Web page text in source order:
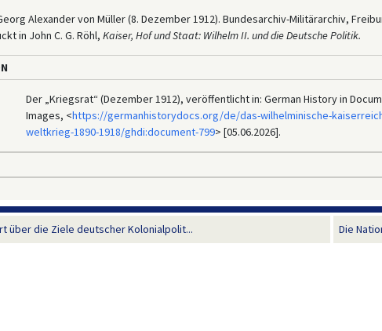
Alexander von Müller (8. Dezember 1912). Bundesarchiv-Militärarchiv,
in John C. G. Röhl, Kaiser, Hof und Staat: Wilhelm II. und die Deutsche Politik.
Der „Kriegsrat“ (Dezember 1912), veröffentlicht in: German History in
Images, <https://germanhistorydocs.org/de/das-wilhelminische-
weltkrieg-1890-1918/ghdi:document-799> [05.06.2026].
über die Ziele deutscher Kolonialpolit... Die